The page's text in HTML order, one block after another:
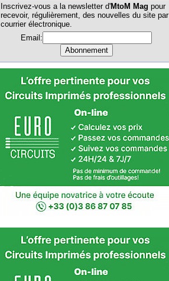
Inscrivez-vous a la newsletter d'MtoM Mag pour
recevoir, régulièrement, des nouvelles du site par
courrier électronique.
Email: